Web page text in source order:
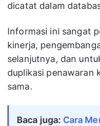
dicatat dalam
Informasi ini sangat
kinerja,
selanjutnya, dan
duplikasi penawaran
sama.
Baca juga: Cara